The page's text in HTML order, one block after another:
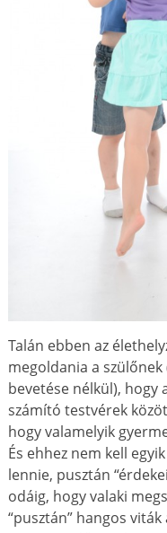
Talán ebben az
megoldania a
bevetése nélkül), hogy
számító testvérek
hogy valamelyik
És ehhez nem kell
lennie, pusztán
odáig, hogy valaki
“pusztán” hangos